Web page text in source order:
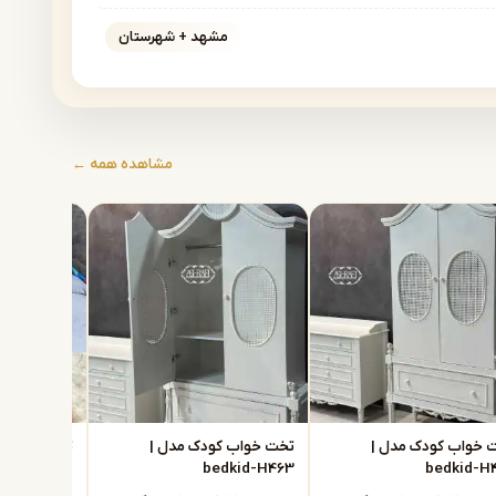
مشهد + شهرستان
مشاهده همه ←
خواب کودک مدل |
bedkid-
تخت خواب کودک مدل |
bedkid-H463
تخت خواب